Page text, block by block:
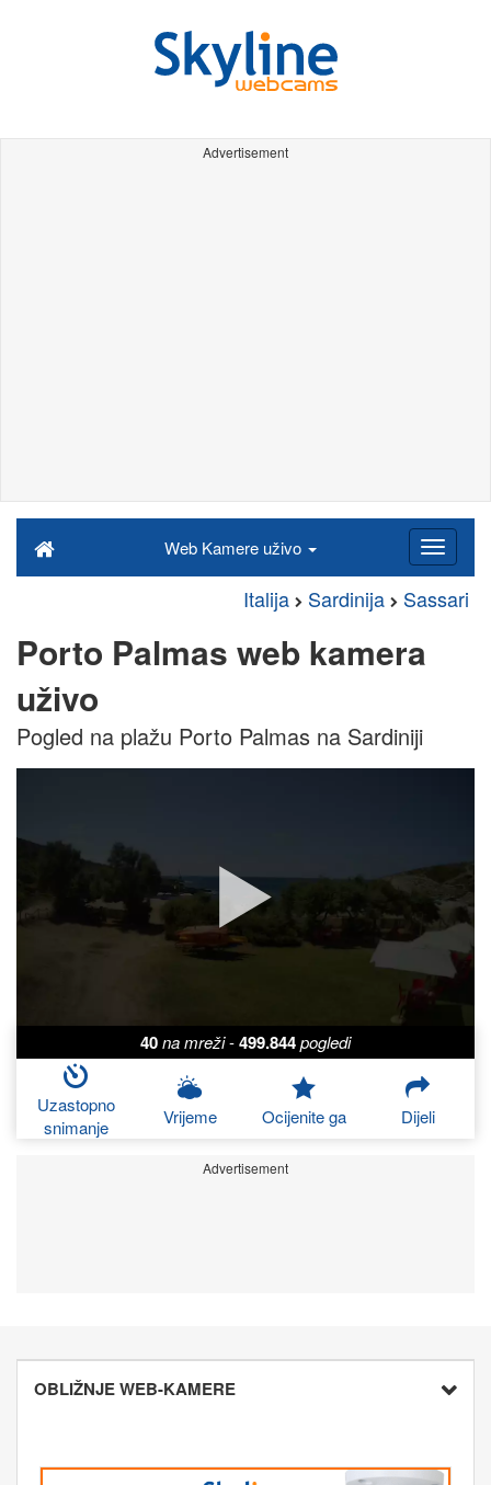
Advertisement
Web Kamere uživo
Italija Sardinija Sassari
Porto Palmas web kamera
uživo
Pogled na plažu Porto Palmas na Sardiniji
40na mreži-499.844pogledi
Uzastopno
snimanje
Vrijeme Ocijenite ga Dijeli
Advertisement
OBLIŽNJE WEB-KAMERE